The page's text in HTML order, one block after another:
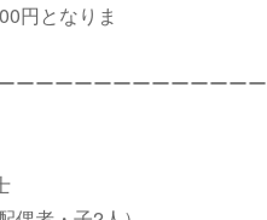
円となりま
ーーーーーーーーーーーーー